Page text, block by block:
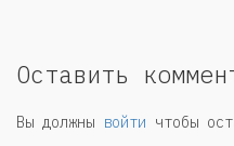
Оставить
Вы должны войти чтобы